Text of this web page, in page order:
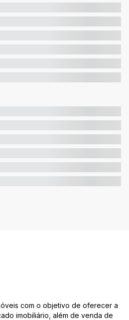
com o objetivo de oferecer a
imobiliário, além de venda de